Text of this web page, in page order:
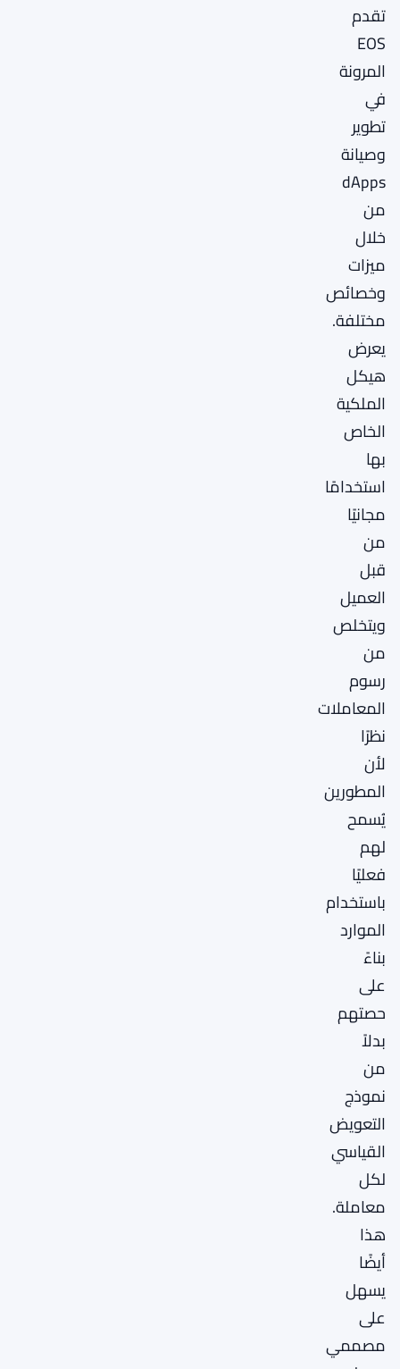
تقدم
EOS
المرونة
في
تطوير
وصيانة
dApps
من
خلال
ميزات
وخصائص
مختلفة.
يعرض
هيكل
الملكية
الخاص
بها
استخدامًا
مجانيًا
من
قبل
العميل
ويتخلص
من
رسوم
المعاملات
نظرًا
لأن
المطورين
يُسمح
لهم
فعليًا
باستخدام
الموارد
بناءً
على
حصتهم
بدلاً
من
نموذج
التعويض
القياسي
لكل
معاملة.
هذا
أيضًا
يسهل
على
مصممي